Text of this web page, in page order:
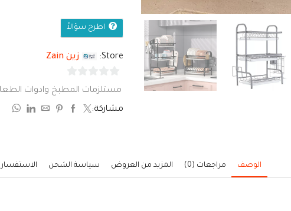
اطرح سؤالاً
Store: زين Zain
0
مستلزمات المطبخ وادوات
مشاركة:
الوصف مراجعات (0) المزيد من العروض سياسة الشحن